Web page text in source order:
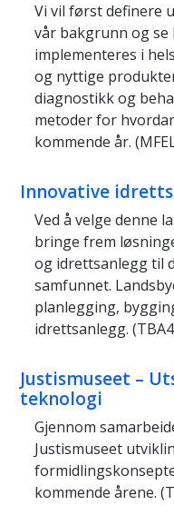
Vi vil først definere
vår bakgrunn og se
implementeres i
og nyttige
diagnostikk og
metoder for
kommende år.
Innovative
Ved å velge denne
bringe frem
og idrettsanlegg til
samfunnet.
planlegging,
idrettsanlegg.
Justismuseet –
teknologi
Gjennom
Justismuseet
kommende årene.